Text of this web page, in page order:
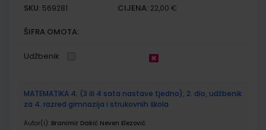
SKU: 569281 CIJENA: 22,00 €
ŠIFRA OMOTA:
Udžbenik
MATEMATIKA 4; (3 ili 4 sata nastave tjedno), 2. dio, udžbenik
za 4. razred gimnazija i strukovnih škola
Autor(i): Branimir Dakić Neven Elezović